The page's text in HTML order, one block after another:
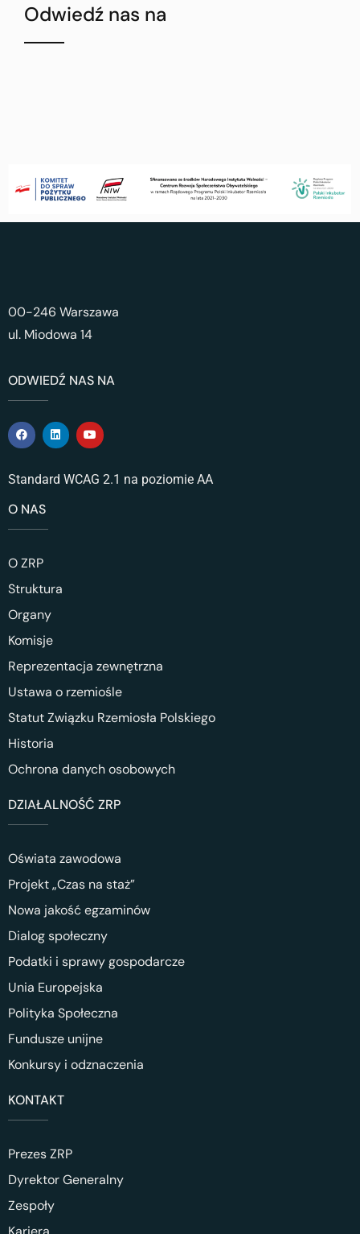
Odwiedź nas na
00-246 Warszawa
ul. Miodowa 14
ODWIEDŹ NAS NA
Standard WCAG 2.1 na poziomie AA
O NAS
O ZRP
Struktura
Organy
Komisje
Reprezentacja zewnętrzna
Ustawa o rzemiośle
Statut Związku Rzemiosła Polskiego
Historia
Ochrona danych osobowych
DZIAŁALNOŚĆ ZRP
Oświata zawodowa
Projekt „Czas na staż”
Nowa jakość egzaminów
Dialog społeczny
Podatki i sprawy gospodarcze
Unia Europejska
Polityka Społeczna
Fundusze unijne
Konkursy i odznaczenia
KONTAKT
Prezes ZRP
Dyrektor Generalny
Zespoły